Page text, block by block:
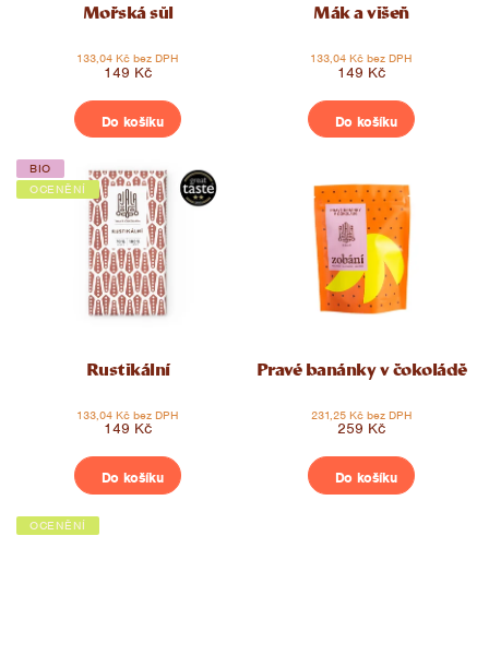
Mořská sůl
133,04 Kč bez DPH
149 Kč
Do košíku
Mák a višeň
133,04 Kč bez DPH
149 Kč
Do košíku
BIO
OCENĚNÍ
Rustikální
133,04 Kč bez DPH
149 Kč
Do košíku
Pravé banánky v čokoládě
231,25 Kč bez DPH
259 Kč
Do košíku
OCENĚNÍ